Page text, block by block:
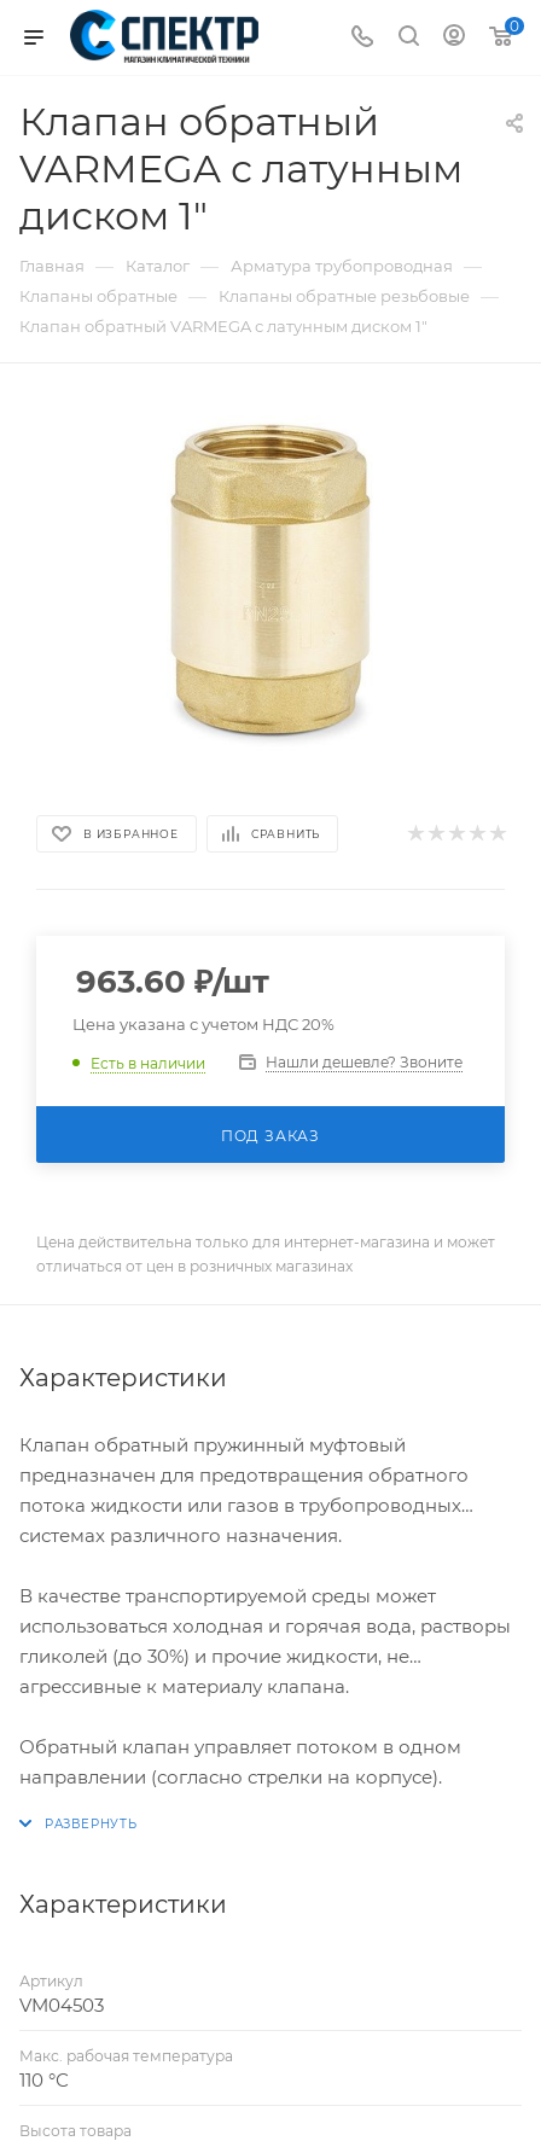
0
Клапан обратный
VARMEGA с латунным
диском 1"
Главная — Каталог — Арматура трубопроводная —
Клапаны обратные — Клапаны обратные резьбовые —
Клапан обратный VARMEGA с латунным диском 1"
В ИЗБРАННОЕ СРАВНИТЬ
963.60 ₽/шт
Цена указана с учетом НДС 20%
Есть в наличии Нашли дешевле? Звоните
ПОД ЗАКАЗ
Цена действительна только для интернет-магазина и может
отличаться от цен в розничных магазинах
Характеристики
Клапан обратный пружинный муфтовый
предназначен для предотвращения обратного
потока жидкости или газов в трубопроводных
системах различного назначения.
В качестве транспортируемой среды может
использоваться холодная и горячая вода, растворы
гликолей (до 30%) и прочие жидкости, не
агрессивные к материалу клапана.
Обратный клапан управляет потоком в одном
направлении (согласно стрелки на корпусе).
Характеристики
Артикул
VM04503
Макс. рабочая температура
110 °С
Высота товара